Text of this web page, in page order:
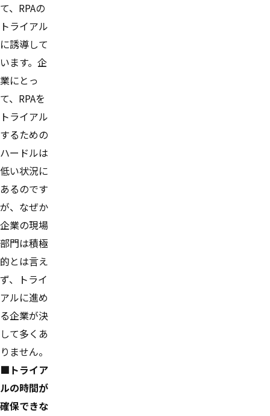
て、RPAの
トライアル
に誘導して
います。企
業にとっ
て、RPAを
トライアル
するための
ハードルは
低い状況に
あるのです
が、なぜか
企業の現場
部門は積極
的とは言え
ず、トライ
アルに進め
る企業が決
して多くあ
りません。
■トライア
ルの時間が
確保できな